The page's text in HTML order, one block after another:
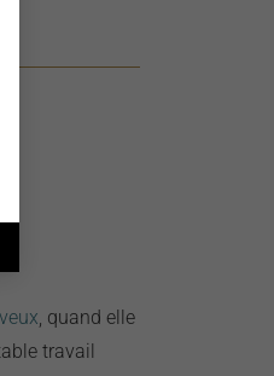
, quand elle
travail